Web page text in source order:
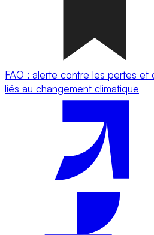
FAO : alerte contre les pertes et
liés au changement climatique